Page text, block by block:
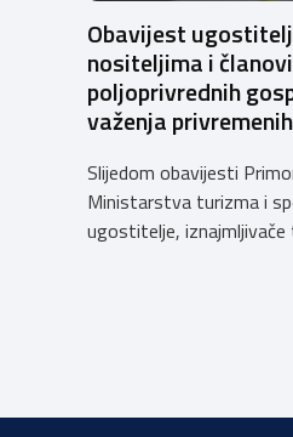
Obavijest
nositeljima i
poljoprivrednih
važenja
Slijedom obavijesti
Ministarstva turizma i
ugostitelje,